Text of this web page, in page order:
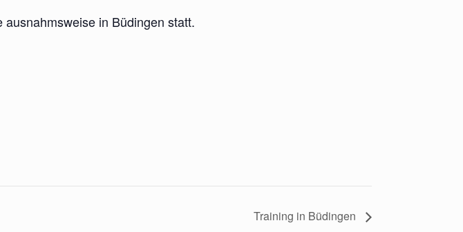
in Büdingen statt.
Training in Büdingen